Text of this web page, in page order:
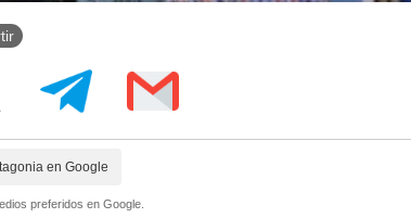
en Google
preferidos en Google.